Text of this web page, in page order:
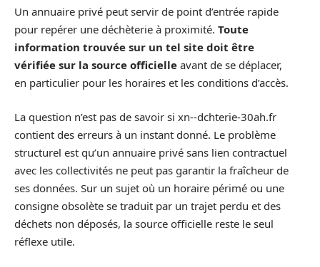
Un annuaire privé peut servir de point d’entrée rapide
pour repérer une déchèterie à proximité. Toute
information trouvée sur un tel site doit être
vérifiée sur la source officielle avant de se déplacer,
en particulier pour les horaires et les conditions d’accès.
La question n’est pas de savoir si xn--dchterie-30ah.fr
contient des erreurs à un instant donné. Le problème
structurel est qu’un annuaire privé sans lien contractuel
avec les collectivités ne peut pas garantir la fraîcheur de
ses données. Sur un sujet où un horaire périmé ou une
consigne obsolète se traduit par un trajet perdu et des
déchets non déposés, la source officielle reste le seul
réflexe utile.